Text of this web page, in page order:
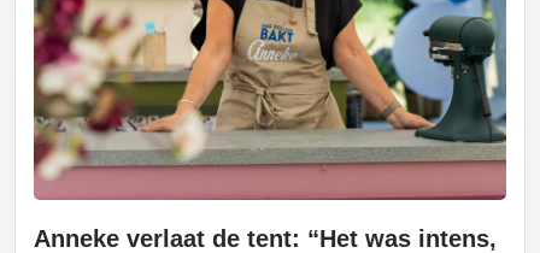
Anneke verlaat de tent: “Het was intens,